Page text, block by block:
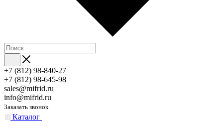
+7 (812) 98-840-27
+7 (812) 98-645-98
sales@mifrid.ru
info@mifrid.ru
Заказать звонок
Каталог